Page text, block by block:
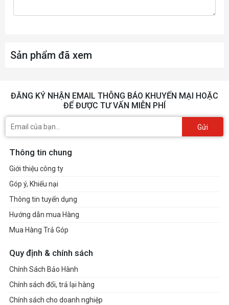
Sản phẩm đã xem
ĐĂNG KÝ NHẬN EMAIL THÔNG BÁO KHUYẾN MẠI HOẶC
ĐỂ ĐƯỢC TƯ VẤN MIỄN PHÍ
Gửi
Thông tin chung
Giới thiệu công ty
Góp ý, Khiếu nại
Thông tin tuyển dụng
Hướng dẫn mua Hàng
Mua Hàng Trả Góp
Quy định & chính sách
Chính Sách Bảo Hành
Chính sách đổi, trả lại hàng
Chính sách cho doanh nghiệp